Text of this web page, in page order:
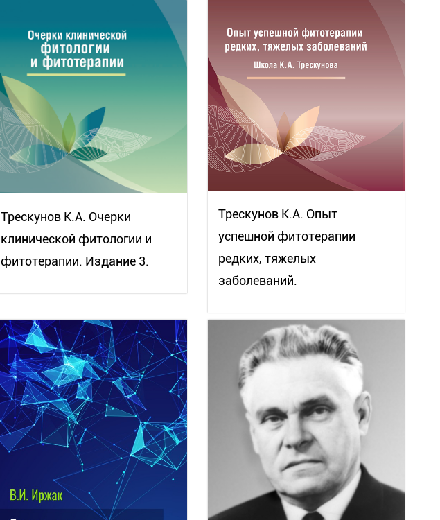
Трескунов К.А. Очерки
клинической фитологии и
фитотерапии. Издание 3.
Трескунов К.А. Опыт
успешной фитотерапии
редких, тяжелых
заболеваний.